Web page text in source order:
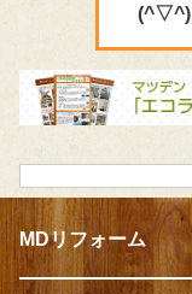
(^▽^)
MDリフォーム